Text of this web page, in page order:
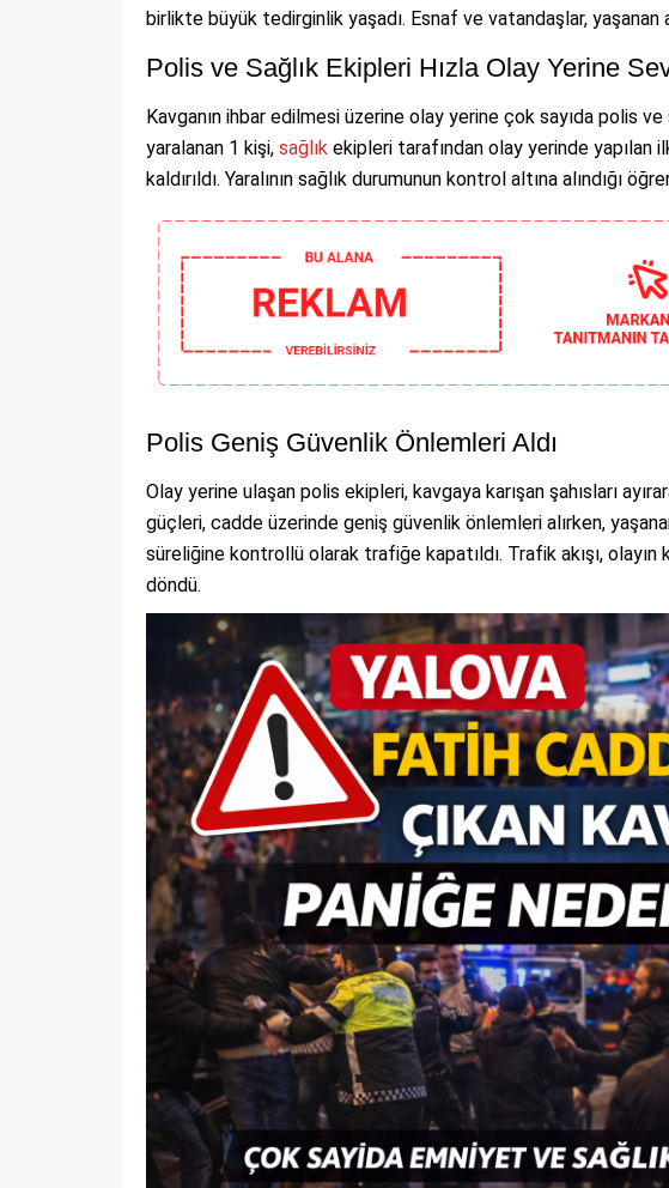
birlikte büyük tedirginlik yaşadı. Esnaf ve vatandaşlar,
Polis ve Sağlık Ekipleri Hızla Olay Yerine
Kavganın ihbar edilmesi üzerine olay yerine çok sayıda polis
yaralanan 1 kişi, sağlık ekipleri tarafından olay yerinde yapılan
kaldırıldı. Yaralının sağlık durumunun kontrol altına alındığı
Polis Geniş Güvenlik Önlemleri Aldı
Olay yerine ulaşan polis ekipleri, kavgaya karışan şahısları
güçleri, cadde üzerinde geniş güvenlik önlemleri alırken,
süreliğine kontrollü olarak trafiğe kapatıldı. Trafik akışı, olayın
döndü.